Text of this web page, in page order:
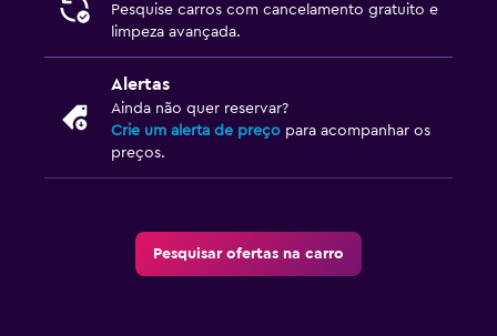
Pesquise carros com cancelamento gratuito e
limpeza avançada.
Alertas
Ainda não quer reservar?
Crie um alerta de preço para acompanhar os
preços.
Pesquisar ofertas na carro